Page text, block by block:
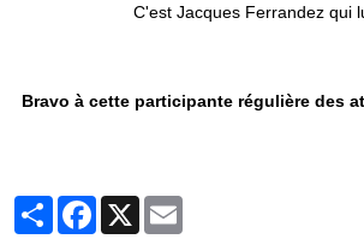
C'est Jacques Ferrandez qui
Bravo à cette participante régulière des
PartagerFacebook
X